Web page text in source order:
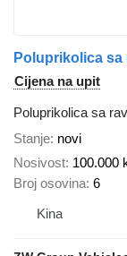
Poluprikolica
Cijena na upit
Poluprikolica sa
Stanje novi
Nosivost 100.000
Broj osovina 6
Kina